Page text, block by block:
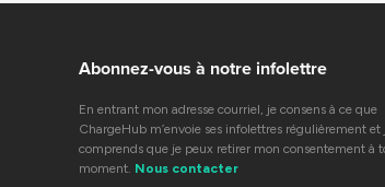
Abonnez-vous à notre infolettre
En entrant mon adresse courriel, je consens à ce que
ChargeHub m’envoie ses infolettres régulièrement et
comprends que je peux retirer mon consentement à
moment. Nous contacter